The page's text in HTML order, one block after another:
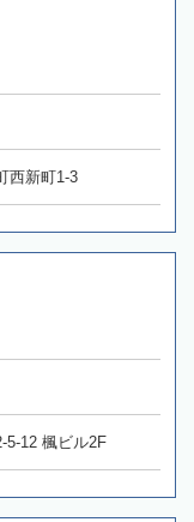
西新町1-3
5-12 楓ビル2F